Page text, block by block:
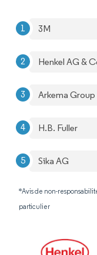
3M
Henkel AG &
Arkema Group
H.B. Fuller
Sika AG
*Avis de non-
particulier